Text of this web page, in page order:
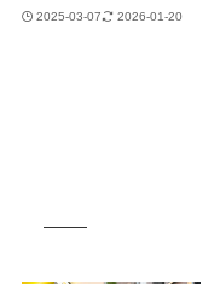
2025-03-07 2026-01-20